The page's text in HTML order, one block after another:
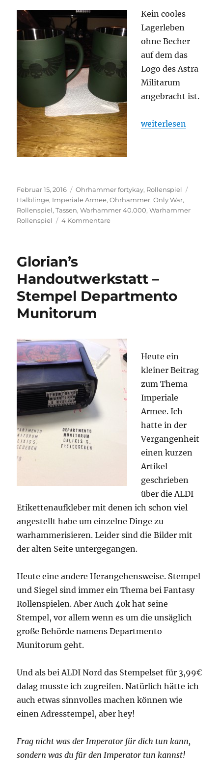
Kein cooles
Lagerleben
ohne Becher
auf dem das
Logo des Astra
Militarum
angebracht ist.
„Glorian’s
weiterlesen
Veröffentlicht
am
Februar 15, 2016 Kategorien
Ohrhammer fortykay, Rollenspiel
Halblinge, Imperiale Armee,Ohrhammer,Only War,
Rollenspiel,Tassen,Warhammer 40.000,Warhammer
Rollenspiel
4 Kommentarezu
Becher
Glorian’s
Handoutwerkstatt –
Stempel Departmento
Munitorum
Heute ein
kleiner Beitrag
zum Thema
Imperiale
Armee. Ich
hatte in der
Vergangenheit
einen kurzen
Artikel
geschrieben
über die ALDI
Etikettenaufkleber mit denen ich schon viel
angestellt habe um einzelne Dinge zu
warhammerisieren. Leider sind die Bilder mit
der alten Seite untergegangen.
Heute eine andere Herangehensweise. Stempel
und Siegel sind immer ein Thema bei Fantasy
Rollenspielen. Aber Auch 40k hat seine
Stempel, vor allem wenn es um die unsäglich
große Behörde namens Departmento
Munitorum geht.
Und als bei ALDI Nord das Stempelset für 3,99€
dalag musste ich zugreifen. Natürlich hätte ich
auch etwas sinnvolles machen können wie
einen Adresstempel, aber hey!
Frag nicht was der Imperator für dich tun kann,
sondern was du für den Imperator tun kannst!